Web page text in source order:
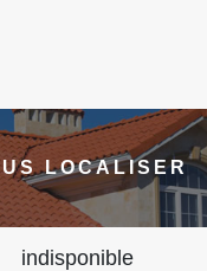
LOCALISER
indisponible